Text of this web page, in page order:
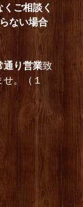
くご相談く
ない場合
通り営業致
せ。（１